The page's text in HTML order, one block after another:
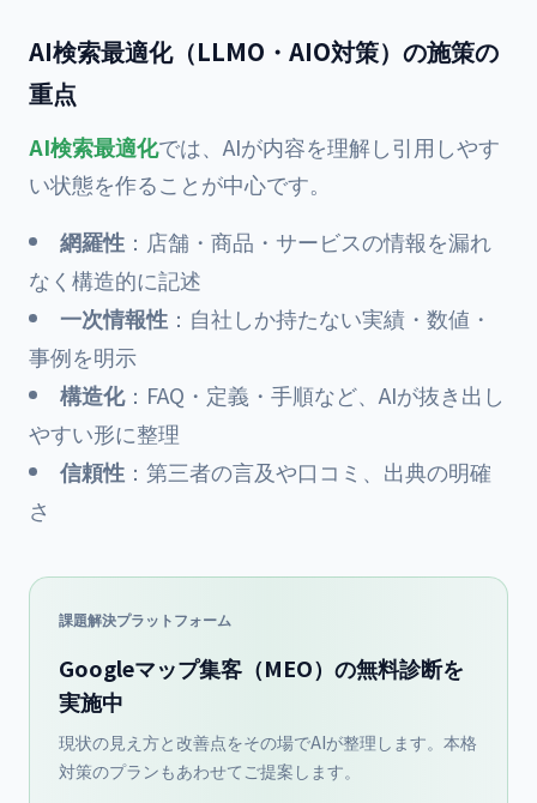
AI検索最適化（LLMO・AIO対策）の施策の
重点
AI検索最適化では、AIが内容を理解し引用しやす
い状態を作ることが中心です。
網羅性 ：店舗・商品・サービスの情報を漏れ
なく構造的に記述
一次情報性 ：自社しか持たない実績・数値・
事例を明示
構造化：FAQ・定義・手順など、AIが抜き出し
やすい形に整理
信頼性 ：第三者の言及や口コミ、出典の明確
さ
課題解決プラットフォーム
Googleマップ集客（MEO）の無料診断を
実施中
現状の見え方と改善点をその場でAIが整理します。本格
対策のプランもあわせてご提案します。